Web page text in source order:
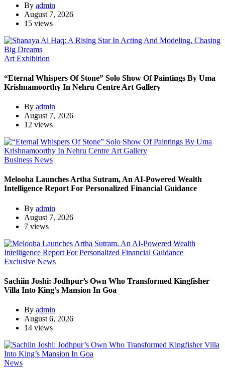
By admin
August 7, 2026
15 views
Art Exhibition
“Eternal Whispers Of Stone” Solo Show Of Paintings By Uma
Krishnamoorthy In Nehru Centre Art Gallery
By admin
August 7, 2026
12 views
Business News
Melooha Launches Artha Sutram, An AI-Powered Wealth
Intelligence Report For Personalized Financial Guidance
By admin
August 7, 2026
7 views
Exclusive News
Sachiin Joshi: Jodhpur’s Own Who Transformed Kingfisher
Villa Into King’s Mansion In Goa
By admin
August 6, 2026
14 views
News